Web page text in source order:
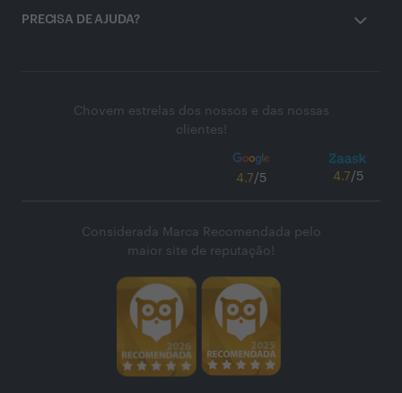
PRECISA DE AJUDA?
Chovem estrelas dos nossos e das nossas
clientes!
4.7/5 4.7/5
Considerada Marca Recomendada pelo
maior site de reputação!